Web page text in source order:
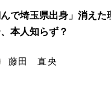
で埼玉県出身」消え
本人知らず？
藤田 直央